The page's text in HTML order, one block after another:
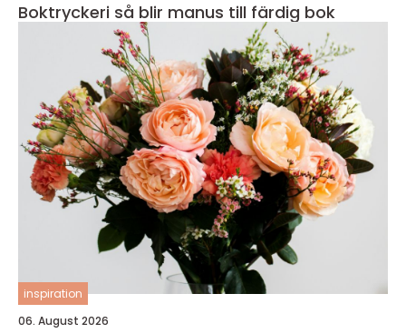
Boktryckeri så blir manus till färdig bok
inspiration
06. August 2026